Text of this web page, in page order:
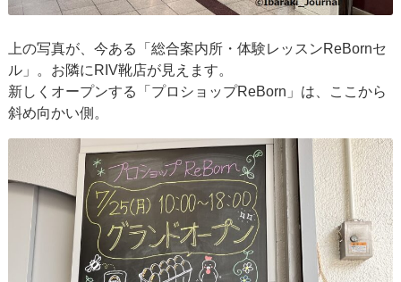
上の写真が、今ある「総合案内所・体験レッスンReBornセ
ル」。お隣にRIV靴店が見えます。
新しくオープンする「プロショップReBorn」は、ここから
斜め向かい側。